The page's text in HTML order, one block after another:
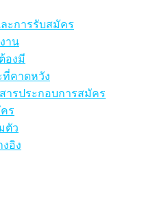
ะการรับสมัคร
าน
องมี
คาดหวัง
ารประกอบการสมัคร
ร
ตัว
อิง